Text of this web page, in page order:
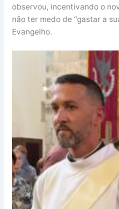
observou, incentivando o
não ter medo de “gastar a
Evangelho.